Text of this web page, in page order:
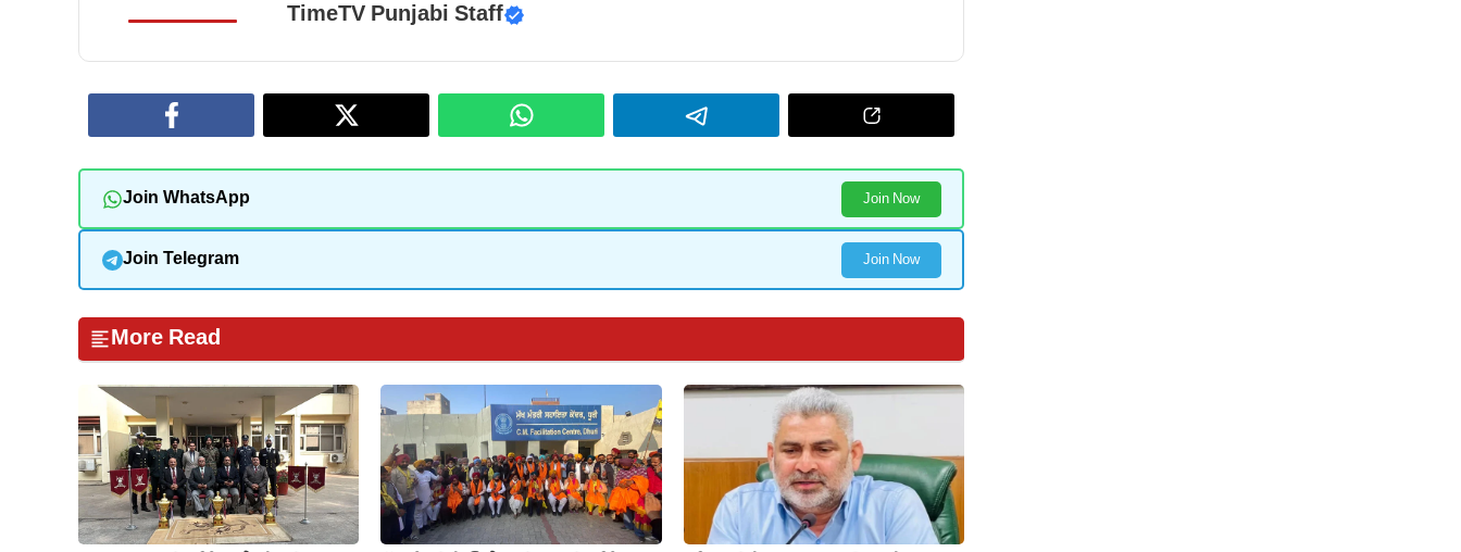
TimeTV Punjabi Staff
Join WhatsApp Join Now
Join Telegram Join Now
More Read